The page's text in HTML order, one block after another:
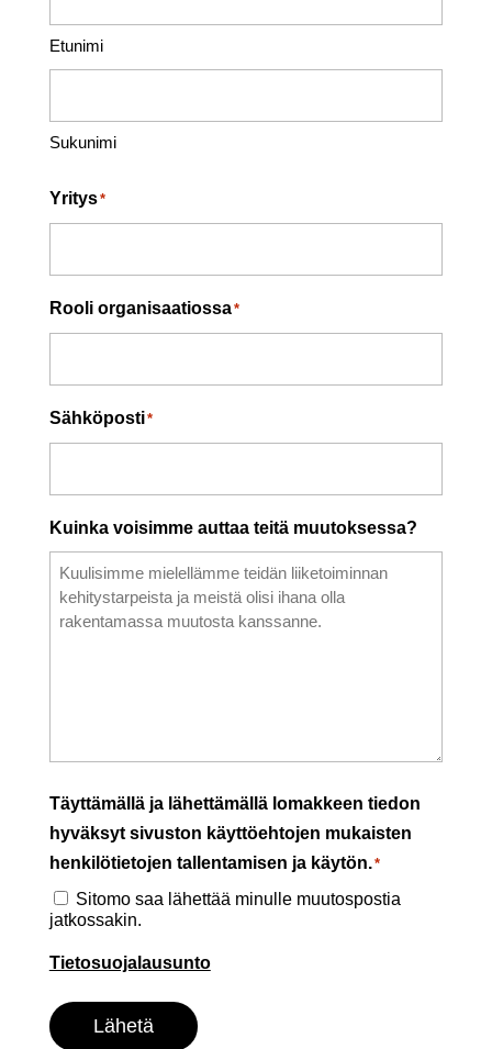
Etunimi
Sukunimi
Yritys*
Rooli organisaatiossa*
Sähköposti*
Kuinka voisimme auttaa teitä muutoksessa?
Täyttämällä ja lähettämällä lomakkeen tiedon
hyväksyt sivuston käyttöehtojen mukaisten
henkilötietojen tallentamisen ja käytön.*
Sitomo saa lähettää minulle muutospostia
jatkossakin.
Tietosuojalausunto
Lähetä